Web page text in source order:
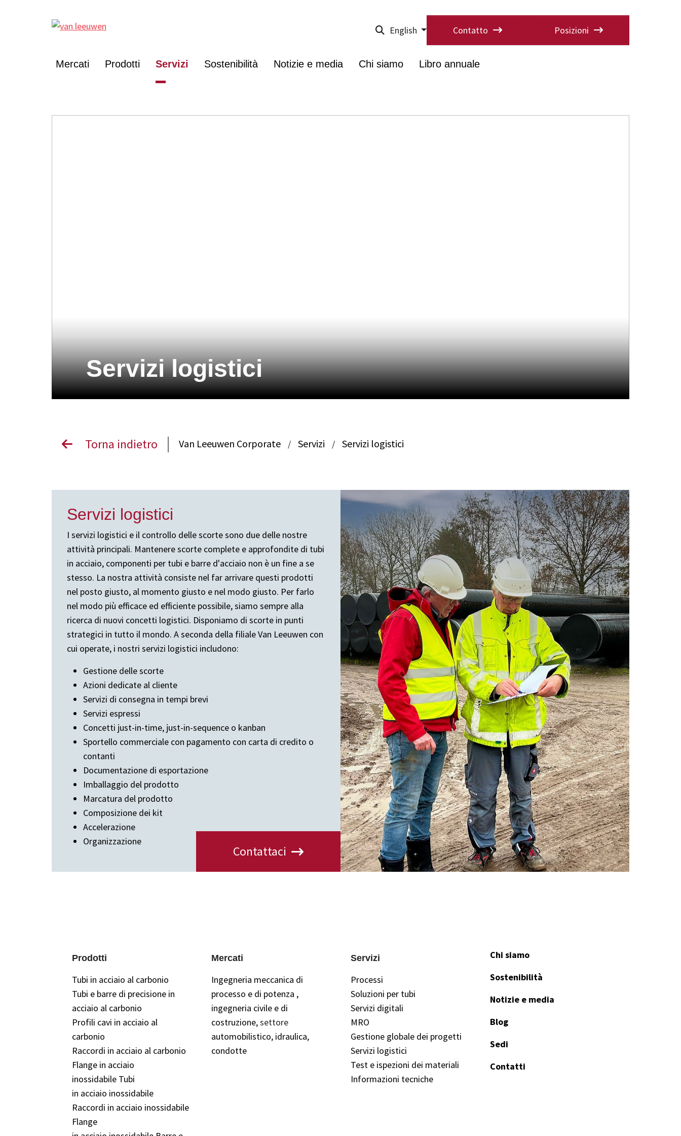
English Contatto Posizioni
Mercati Prodotti Servizi Sostenibilità Notizie e media Chi siamo Libro annuale
Servizi logistici
Torna indietro Van Leeuwen Corporate / Servizi / Servizi logistici
Servizi logistici
I servizi logistici e il controllo delle scorte sono due delle nostre
attività principali. Mantenere scorte complete e approfondite di tubi
in acciaio, componenti per tubi e barre d'acciaio non è un fine a se
stesso. La nostra attività consiste nel far arrivare questi prodotti
nel posto giusto, al momento giusto e nel modo giusto. Per farlo
nel modo più efficace ed efficiente possibile, siamo sempre alla
ricerca di nuovi concetti logistici. Disponiamo di scorte in punti
strategici in tutto il mondo. A seconda della filiale Van Leeuwen con
cui operate, i nostri servizi logistici includono:
Gestione delle scorte
Azioni dedicate al cliente
Servizi di consegna in tempi brevi
Servizi espressi
Concetti just-in-time, just-in-sequence o kanban
Sportello commerciale con pagamento con carta di credito o
contanti
Documentazione di esportazione
Imballaggio del prodotto
Marcatura del prodotto
Composizione dei kit
Accelerazione
Organizzazione
Contattaci
Prodotti
Tubi in acciaio al carbonio
Tubi e barre di precisione in
acciaio al carbonio
Profili cavi in ​​acciaio al
carbonio
Raccordi in acciaio al carbonio
Flange in acciaio
inossidabile Tubi
in acciaio inossidabile
Raccordi in acciaio inossidabile
Flange
Mercati
Ingegneria meccanica di
processo e di potenza ,
ingegneria civile e di
costruzione,settore
automobilistico, idraulica,
condotte
Servizi
Processi
Soluzioni per tubi
Servizi digitali
MRO
Gestione globale dei progetti
Servizi logistici
Test e ispezioni dei materiali
Informazioni tecniche
Chi siamo
Sostenibilità
Notizie e media
Blog
Sedi
Contatti